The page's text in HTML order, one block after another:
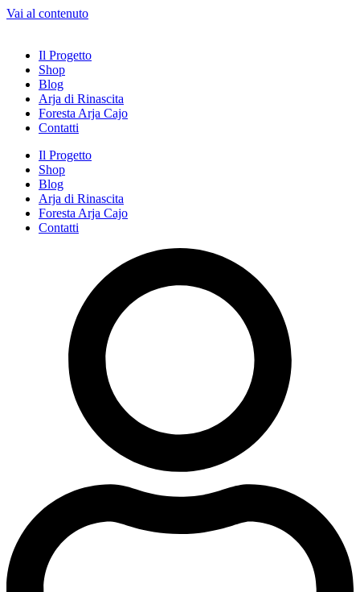
Vai al contenuto
Il Progetto
Shop
Blog
Arja di Rinascita
Foresta Arja Cajo
Contatti
Il Progetto
Shop
Blog
Arja di Rinascita
Foresta Arja Cajo
Contatti